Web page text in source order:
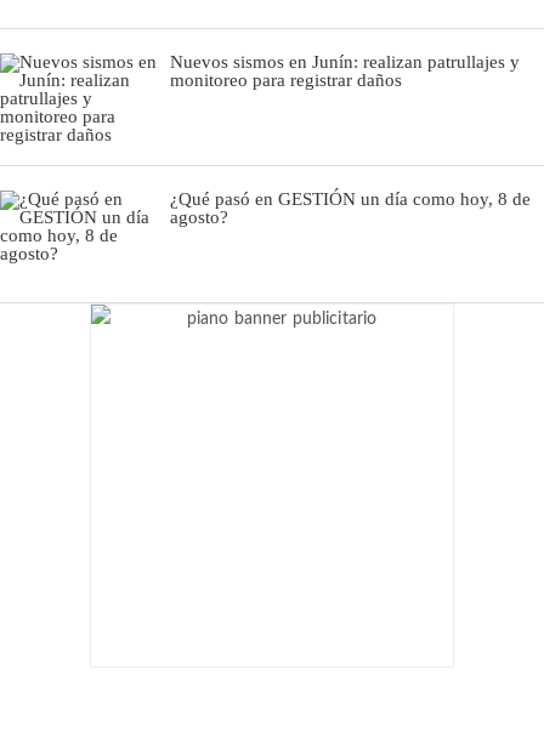
Nuevos sismos en Junín: realizan patrullajes y
monitoreo para registrar daños
¿Qué pasó en GESTIÓN un día como hoy, 8 de
agosto?